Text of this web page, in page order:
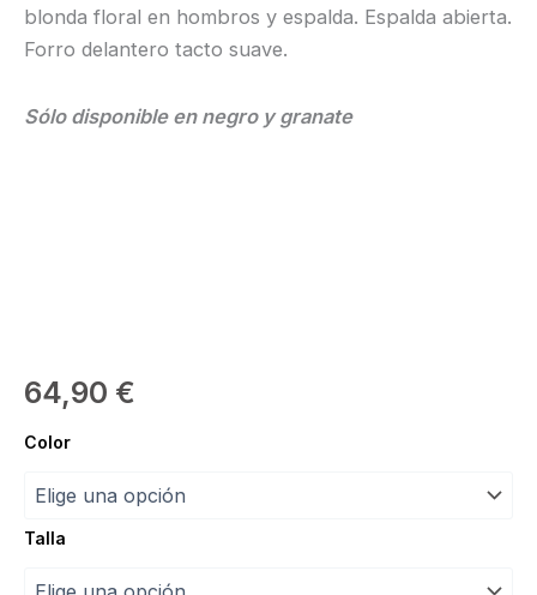
blonda floral en hombros y espalda. Espalda abierta.
Forro delantero tacto suave.
Sólo disponible en negro y granate
64,90 €
Color
Talla
Maillot
cantidad